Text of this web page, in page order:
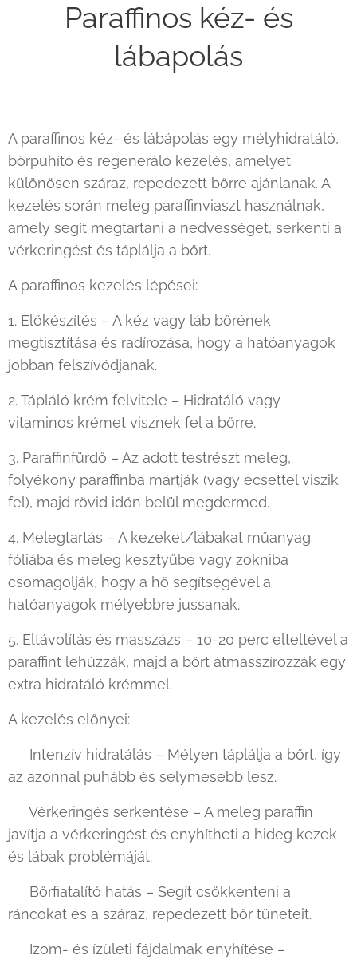
Paraffinos kéz- és
lábapolás
A paraffinos kéz- és lábápolás egy mélyhidratáló,
bőrpuhító és regeneráló kezelés, amelyet
különösen száraz, repedezett bőrre ajánlanak. A
kezelés során meleg paraffinviaszt használnak,
amely segít megtartani a nedvességet, serkenti a
vérkeringést és táplálja a bőrt.
A paraffinos kezelés lépései:
1. Előkészítés – A kéz vagy láb bőrének
megtisztítása és radírozása, hogy a hatóanyagok
jobban felszívódjanak.
2. Tápláló krém felvitele – Hidratáló vagy
vitaminos krémet visznek fel a bőrre.
3. Paraffinfürdő – Az adott testrészt meleg,
folyékony paraffinba mártják (vagy ecsettel viszik
fel), majd rövid időn belül megdermed.
4. Melegtartás – A kezeket/lábakat műanyag
fóliába és meleg kesztyűbe vagy zokniba
csomagolják, hogy a hő segítségével a
hatóanyagok mélyebbre jussanak.
5. Eltávolítás és masszázs – 10-20 perc elteltével a
paraffint lehúzzák, majd a bőrt átmasszírozzák egy
extra hidratáló krémmel.
A kezelés előnyei:
✔ Intenzív hidratálás – Mélyen táplálja a bőrt, így
az azonnal puhább és selymesebb lesz.
✔ Vérkeringés serkentése – A meleg paraffin
javítja a vérkeringést és enyhítheti a hideg kezek
és lábak problémáját.
✔ Bőrfiatalító hatás – Segít csökkenteni a
ráncokat és a száraz, repedezett bőr tüneteit.
✔ Izom- és ízületi fájdalmak enyhítése –